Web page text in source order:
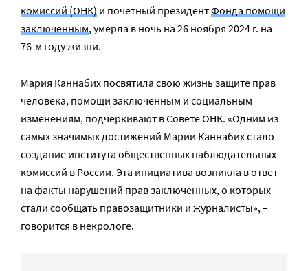
комиссий (ОНК) и почетный президентФонда помощи
заключенным, умерла в ночь на 26 ноября 2024 г. на
76-м году жизни.
Мария Каннабих посвятила свою жизнь защите прав
человека, помощи заключенным и социальным
изменениям, подчеркивают в Совете ОНК. «Одним из
самых значимых достижений Марии Каннабих стало
создание института общественных наблюдательных
комиссий в России. Эта инициатива возникла в ответ
на факты нарушений прав заключенных, о которых
стали сообщать правозащитники и журналисты», –
говорится в некрологе.